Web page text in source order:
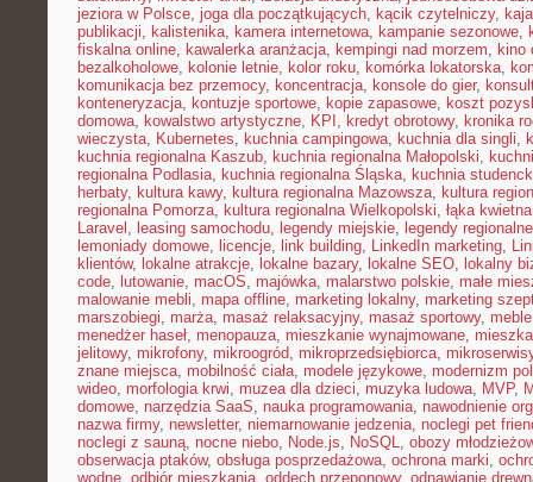
jeziora w Polsce, joga dla początkujących, kącik czytelniczy,
publikacji, kalistenika, kamera internetowa, kampanie sezonowe,
fiskalna online, kawalerka aranżacja, kempingi nad morzem, kino
bezalkoholowe, kolonie letnie, kolor roku, komórka lokatorska,
komunikacja bez przemocy, koncentracja, konsole do gier,
konteneryzacja, kontuzje sportowe, kopie zapasowe, koszt
domowa, kowalstwo artystyczne, KPI , kredyt obrotowy, kronika
wieczysta, Kubernetes, kuchnia campingowa, kuchnia dla singli,
kuchnia regionalna Kaszub, kuchnia regionalna Małopolski,
regionalna Podlasia, kuchnia regionalna Śląska, kuchnia
herbaty, kultura kawy, kultura regionalna Mazowsza, kultura
regionalna Pomorza, kultura regionalna Wielkopolski, łąka kwietna
Laravel , leasing samochodu, legendy miejskie, legendy regionalne
lemoniady domowe, licencje, link building, LinkedIn marketing,
klientów, lokalne atrakcje, lokalne bazary, lokalne SEO, lokalny
code, lutowanie, macOS, majówka, malarstwo polskie, małe
malowanie mebli, mapa offline, marketing lokalny, marketing
marszobiegi, marża, masaż relaksacyjny, masaż sportowy,
menedżer haseł, menopauza, mieszkanie wynajmowane,
jelitowy, mikrofony, mikroogród, mikroprzedsiębiorca,
znane miejsca, mobilność ciała, modele językowe, modernizm
wideo, morfologia krwi, muzea dla dzieci, muzyka ludowa, MVP,
domowe, narzędzia SaaS, nauka programowania, nawodnienie
nazwa firmy, newsletter, niemarnowanie jedzenia, noclegi pet
noclegi z sauną, nocne niebo, Node.js, NoSQL, obozy
obserwacja ptaków, obsługa posprzedażowa, ochrona marki,
wodne, odbiór mieszkania, oddech przeponowy, odnawianie